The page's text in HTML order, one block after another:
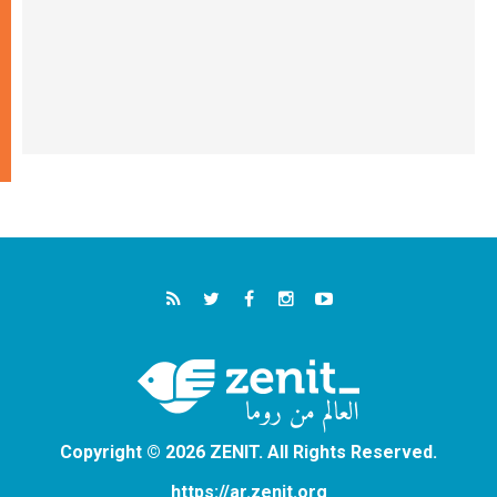
Copyright © 2026 ZENIT. All Rights Reserved.
https://ar.zenit.org